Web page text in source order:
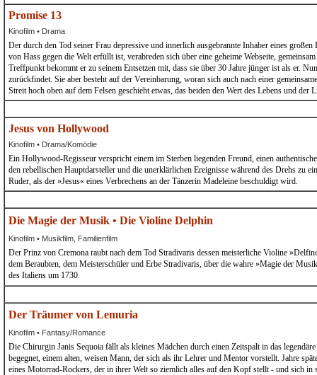
Promise 13
Kinofilm • Drama
Der durch den Tod seiner Frau depressive und innerlich ausgebrannte Inhaber eines
von Hass gegen die Welt erfüllt ist, verabreden sich über eine geheime Webseite,
Treffpunkt bekommt er zu seinem Entsetzen mit, dass sie über 30 Jahre jünger ist als er.
zurückfindet. Sie aber besteht auf der Vereinbarung, woran sich auch nach einer
Streit hoch oben auf dem Felsen geschieht etwas, das beiden den Wert des Lebens und der
Jesus von Hollywood
Kinofilm • Drama/Komödie
Ein Hollywood-Regisseur verspricht einem im Sterben liegenden Freund, einen
den rebellischen Hauptdarsteller und die unerklärlichen Ereignisse während des Drehs zu
Ruder, als der »Jesus« eines Verbrechens an der Tänzerin Madeleine beschuldigt wird.
Die Magie der Musik • Die Violine Delphin
Kinofilm • Musikfilm, Familienfilm
Der Prinz von Cremona raubt nach dem Tod Stradivaris dessen meisterliche Violine
dem Beraubten, dem Meisterschüler und Erbe Stradivaris, über die wahre »Magie der
des Italiens um 1730.
Der Träumer von Lemuria
Kinofilm • Fantasy/Romance
Die Chirurgin Janis Sequoia fällt als kleines Mädchen durch einen Zeitspalt in das
begegnet, einem alten, weisen Mann, der sich als ihr Lehrer und Mentor vorstellt. Jahre
eines Motorrad-Rockers, der in ihrer Welt so ziemlich alles auf den Kopf stellt - und sich